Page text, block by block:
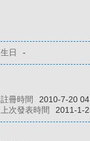
生日 -
註冊時間 2010-7-20
上次發表時間 2011-1-